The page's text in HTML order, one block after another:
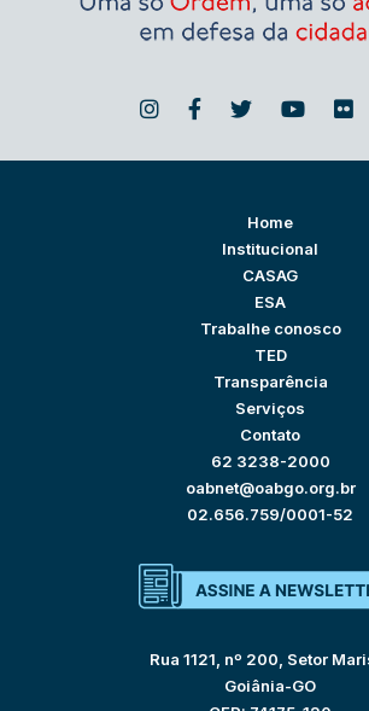
Home
Institucional
CASAG
ESA
Trabalhe conosco
TED
Transparência
Serviços
Contato
62 3238-2000
oabnet@oabgo.org.br
02.656.759/0001-52
Rua 1121, nº 200, Setor
Goiânia-GO